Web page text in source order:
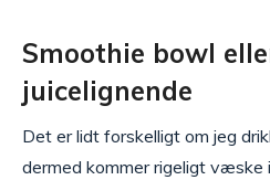
Smoothie bowl
juicelignende
Det er lidt forskelligt om jeg
dermed kommer rigeligt væske